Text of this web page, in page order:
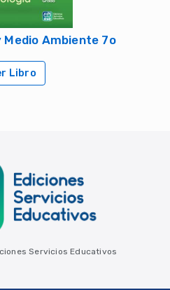
Medio Ambiente 7o
Libro
Servicios Educativos